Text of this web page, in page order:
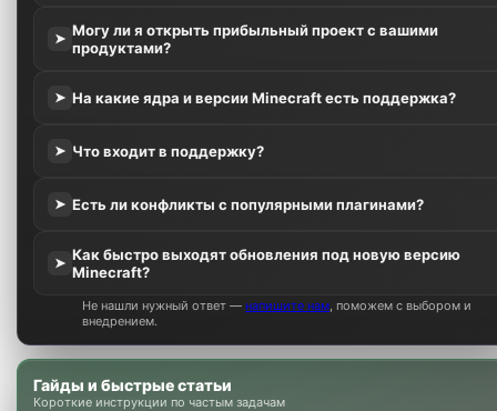
➤ Могу ли я открыть прибыльный проект с вашими
продуктами?
➤ На какие ядра и версии Minecraft есть поддержка?
➤ Что входит в поддержку?
➤ Есть ли конфликты с популярными плагинами?
➤ Как быстро выходят обновления под новую версию
Minecraft?
Не нашли нужный ответ —напишите нам , поможем с выбором и
внедрением.
Гайды и быстрые статьи
Короткие инструкции по частым задачам